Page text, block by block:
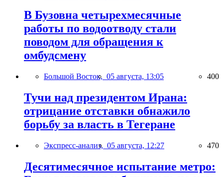
В Бузовна четырехмесячные
работы по водоотводу стали
поводом для обращения к
омбудсмену
Большой Восток, 05 августа, 13:05 400
Тучи над президентом Ирана:
отрицание отставки обнажило
борьбу за власть в Тегеране
Экспресс-анализ, 05 августа, 12:27 470
Десятимесячное испытание метро: